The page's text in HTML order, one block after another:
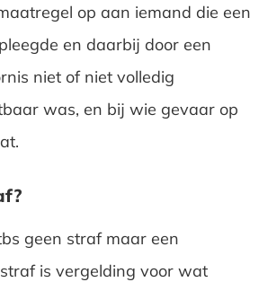
op aan iemand die een
en daarbij door een
niet of niet volledig
was, en bij wie gevaar op
geen straf maar een
is vergelding voor wat